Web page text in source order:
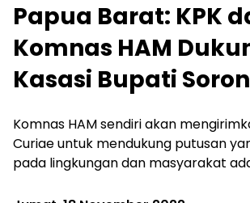
Papua Barat: KPK
Komnas HAM
Kasasi Bupati
Komnas HAM sendiri akan
Curiae untuk mendukung putusan
pada lingkungan dan masyarakat